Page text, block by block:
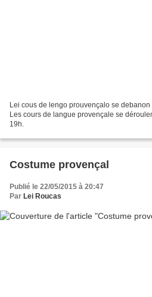
Lei cous de lengo prouvençalo se
Les cours de langue provençale se
19h.
Costume provençal
Publié le 22/05/2015 à 20:47
Par Lei Roucas